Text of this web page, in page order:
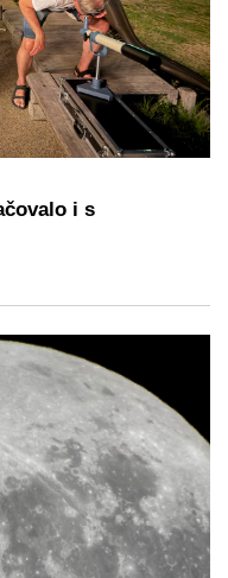
i s